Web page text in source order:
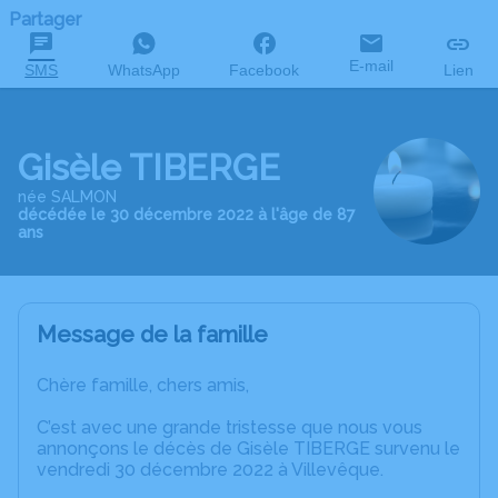
Partager
SMS WhatsApp Facebook E-mail Lien
Gisèle TIBERGE
née SALMON
décédée le 30 décembre 2022 à l'âge de 87
ans
Message de la famille
Chère famille, chers amis,
C’est avec une grande tristesse que nous vous
annonçons le décès de Gisèle TIBERGE survenu le
vendredi 30 décembre 2022 à Villevêque.